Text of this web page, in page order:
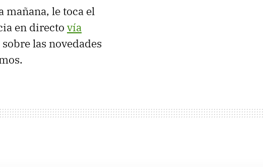
mañana, le toca el
en directo vía
las novedades